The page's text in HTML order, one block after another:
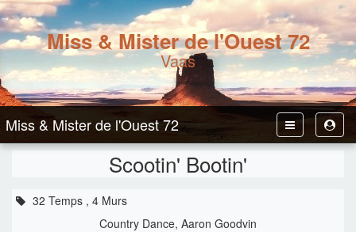
Miss & Mister de l'Ouest 72
Vaas
User
Toggle
Navbar
Miss & Mister de l'Ouest 72
Scootin' Bootin'
32 Temps , 4 Murs
Country Dance, Aaron Goodvin